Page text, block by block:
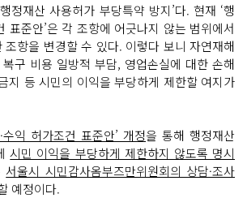
정재산 사용허가 부당특약 방지’다. 현재 ‘행
표준안’은 각 조항에 어긋나지 않는 범위에서
조항을 변경할 수 있다. 이렇다 보니 자연재해
구 비용 일방적 부담, 영업손실에 대한 손해
지 등 시민의 이익을 부당하게 제한할 여지가
수익 허가조건 표준안’ 개정을 통해 행정재산
시민 이익을 부당하게 제한하지 않도록 명시
서울시 시민감사옴부즈만위원회의 상담·조사
예정이다.